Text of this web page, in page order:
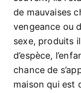
de mauvaises
vengeance ou
sexe, produits
d’espèce,
chance de
maison qui est